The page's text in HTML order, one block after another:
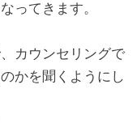
ってきます。
カウンセリングで
かを聞くようにし